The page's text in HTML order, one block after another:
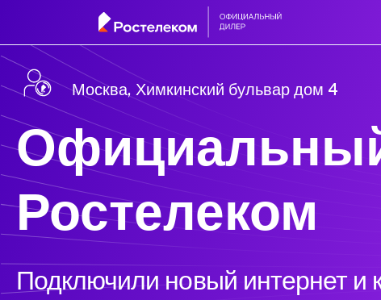
Москва, Химкинский бульвар дом 4
Ростелеком
Подключили новый интернет и